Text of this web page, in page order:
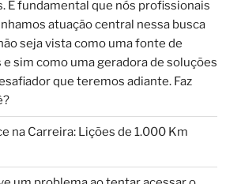
É fundamental que nós profissionais
atuação central nessa busca
seja vista como uma fonte de
sim como uma geradora de soluções
que teremos adiante. Faz
na Carreira: Lições de 1.000 Km